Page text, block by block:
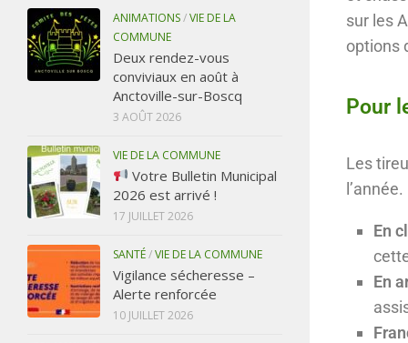
sur les
options
Pour
Les
En
En
ANIMATIONS/VIE DE LA
COMMUNE
Deux rendez-vous
conviviaux en août à
Anctoville-sur-Boscq
3 AOÛT 2026
VIE DE LA COMMUNE
Votre Bulletin Municipal
2026 est arrivé !
17 JUILLET 2026
SANTÉ/VIE DE LA COMMUNE
Vigilance sécheresse –
Alerte renforcée
10 JUILLET 2026